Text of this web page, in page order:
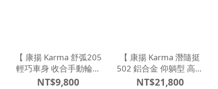
【 康揚 Karma 舒弧205
輕巧車身 收合手動輪椅
(中輪) 】
NT$9,800
【 康揚 Karma 潛隨挺
502 鋁合金 仰躺型 高階
照護款高背 手動輪椅 】
NT$21,800